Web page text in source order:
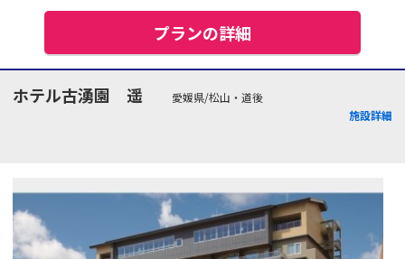
プランの詳細
ホテル古湧園 遥
愛媛県/松山・道後
施設詳細